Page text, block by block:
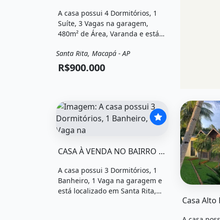
A casa possui 4 Dormitórios, 1
Suíte, 3 Vagas na garagem,
480m² de Área, Varanda e está
Presidente Vargas, Macapá, Ap à
venda por R$900.000.
Venda Casa
Santa Rita, Macapá - AP
R$900.000
O imóvel &quot;Casa à venda no bairro
CASA À VENDA NO BAIRRO SANTA RITA
A casa possui 3 Dormitórios, 1
Banheiro, 1 Vaga na garagem e
está localizado em Santa Rita,